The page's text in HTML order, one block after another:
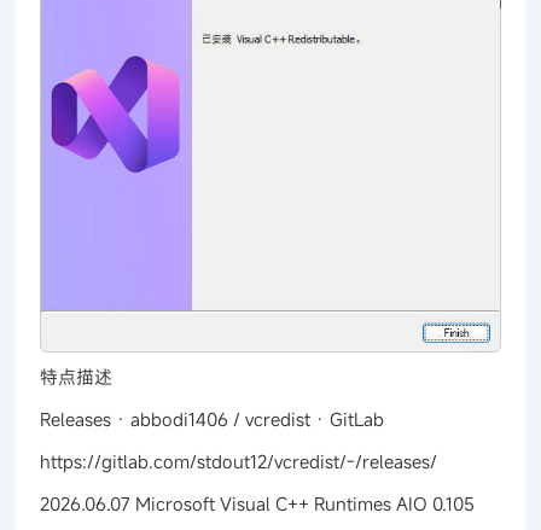
特点描述
Releases · abbodi1406 / vcredist · GitLab
https://gitlab.com/stdout12/vcredist/-/releases/
2026.06.07 Microsoft Visual C++ Runtimes AIO 0.105